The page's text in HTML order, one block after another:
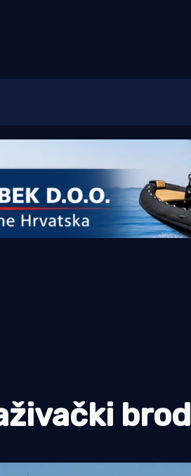
brod